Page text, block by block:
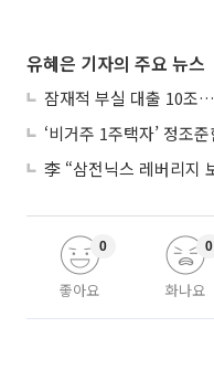
유혜은 기자의 주요 뉴스
잠재적 부실 대출 10조
좋아요
0
화나요
0